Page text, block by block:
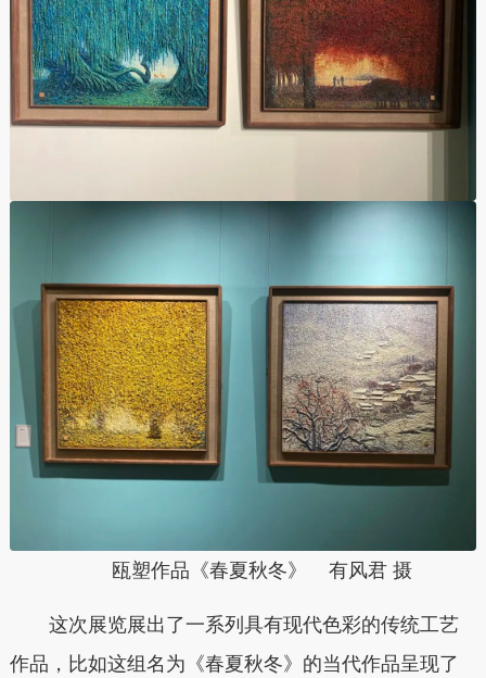
瓯塑作品《春夏秋冬》 有风君 摄
这次展览展出了一系列具有现代色彩的传统工艺
作品，比如这组名为《春夏秋冬》的当代作品呈现了